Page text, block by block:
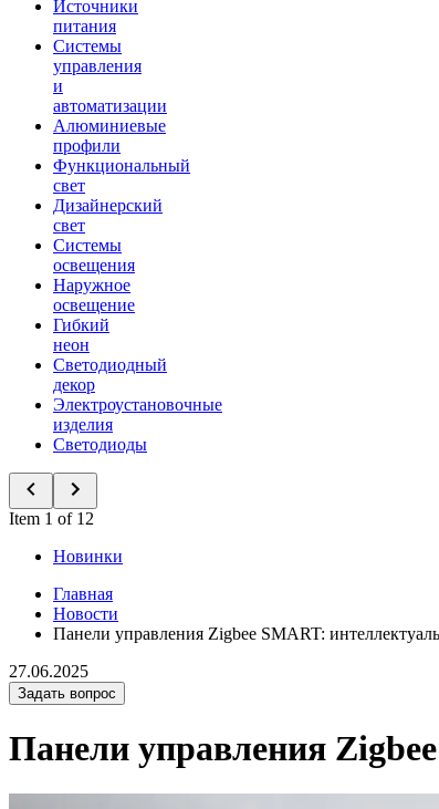
Источники
питания
Системы
управления
и
автоматизации
Алюминиевые
профили
Функциональный
свет
Дизайнерский
свет
Системы
освещения
Наружное
освещение
Гибкий
неон
Светодиодный
декор
Электроустановочные
изделия
Светодиоды
Item 1 of 12
Новинки
Главная
Новости
Панели управления Zigbee SMART:
27.06.2025
Задать вопрос
Панели управления